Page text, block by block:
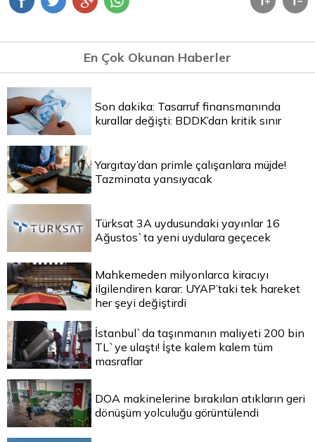
En Çok Okunan Haberler
Son dakika: Tasarruf finansmanında
kurallar değişti: BDDK’dan kritik sınır
Yargıtay’dan primle çalışanlara müjde!
Tazminata yansıyacak
Türksat 3A uydusundaki yayınlar 16
Ağustos`ta yeni uydulara geçecek
Mahkemeden milyonlarca kiracıyı
ilgilendiren karar: UYAP’taki tek hareket
her şeyi değiştirdi
İstanbul`da taşınmanın maliyeti 200 bin
TL`ye ulaştı! İşte kalem kalem tüm
masraflar
DOA makinelerine bırakılan atıkların geri
dönüşüm yolculuğu görüntülendi